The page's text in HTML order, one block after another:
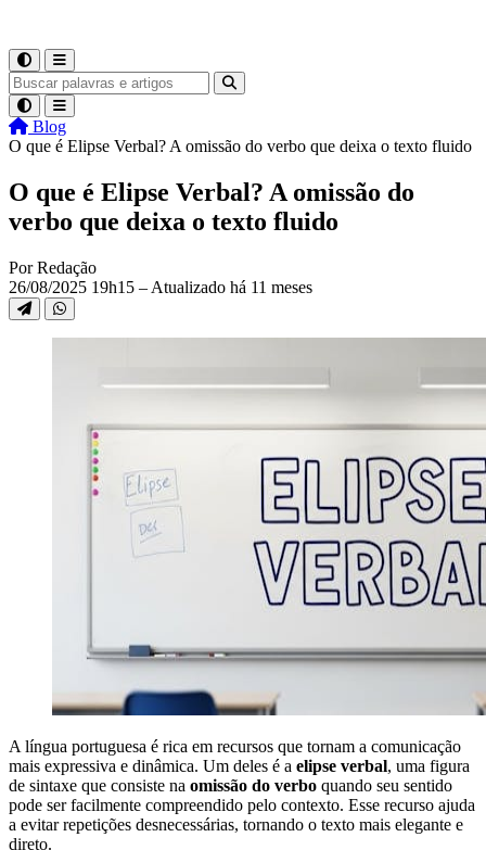
Blog
O que é Elipse Verbal? A omissão do verbo que deixa o texto fluido
O que é Elipse Verbal? A omissão do
verbo que deixa o texto fluido
Por Redação
26/08/2025 19h15 – Atualizado há 11 meses
A língua portuguesa é rica em recursos que tornam a comunicação
mais expressiva e dinâmica. Um deles é a elipse verbal, uma figura
de sintaxe que consiste na omissão do verbo quando seu sentido
pode ser facilmente compreendido pelo contexto. Esse recurso ajuda
a evitar repetições desnecessárias, tornando o texto mais elegante e
direto.